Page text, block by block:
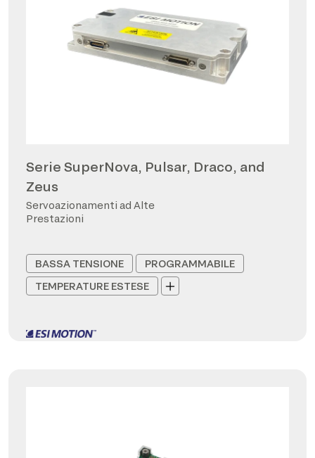
Serie SuperNova, Pulsar, Draco, and
Zeus
Servoazionamenti ad Alte
Prestazioni
BASSA TENSIONE
PROGRAMMABILE
TEMPERATURE ESTESE